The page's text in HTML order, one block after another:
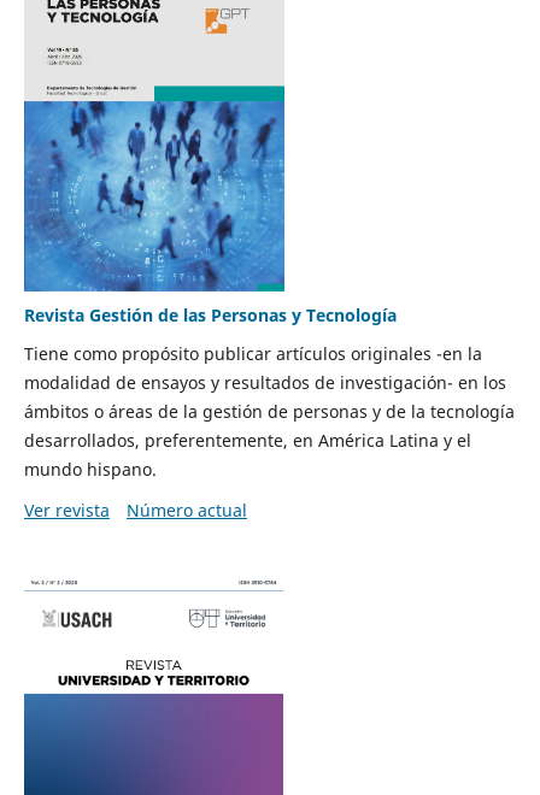
Revista Gestión de las Personas y Tecnología
Tiene como propósito publicar artículos originales -en la
modalidad de ensayos y resultados de investigación- en los
ámbitos o áreas de la gestión de personas y de la tecnología
desarrollados, preferentemente, en América Latina y el
mundo hispano.
Ver revista
Número actual